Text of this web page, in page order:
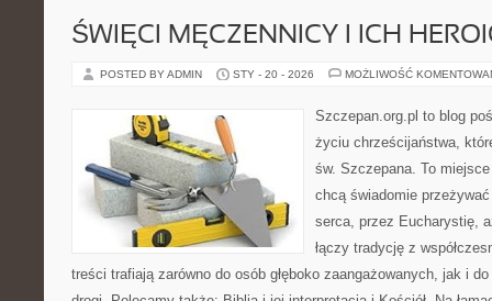
ŚWIĘCI MĘCZENNICY I ICH
POSTED BY ADMIN STY - 20 - 2026 MOŻLIWOŚĆ
Szczepan.org.pl to blog
życiu chrześcijaństwa,
św. Szczepana. To
chcą świadomie
serca, przez Eucharystię,
łączy tradycję z
treści trafiają zarówno do osób głęboko zaangażowanych, jak i